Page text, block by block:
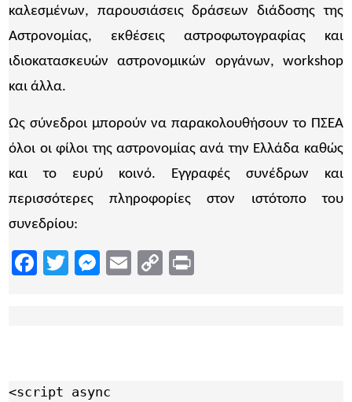
καλεσμένων, παρουσιάσεις δράσεων διάδοσης της
Αστρονομίας, εκθέσεις αστροφωτογραφίας και
ιδιοκατασκευών αστρονομικών οργάνων, workshop
και άλλα.
Ως σύνεδροι μπορούν να παρακολουθήσουν το ΠΣΕΑ
όλοι οι φίλοι της αστρονομίας ανά την Ελλάδα καθώς
και το ευρύ κοινό. Εγγραφές συνέδρων και
περισσότερες πληροφορίες στον ιστότοπο του
συνεδρίου:
Facebook
TwitterMessenger
EmailCopy
<script async